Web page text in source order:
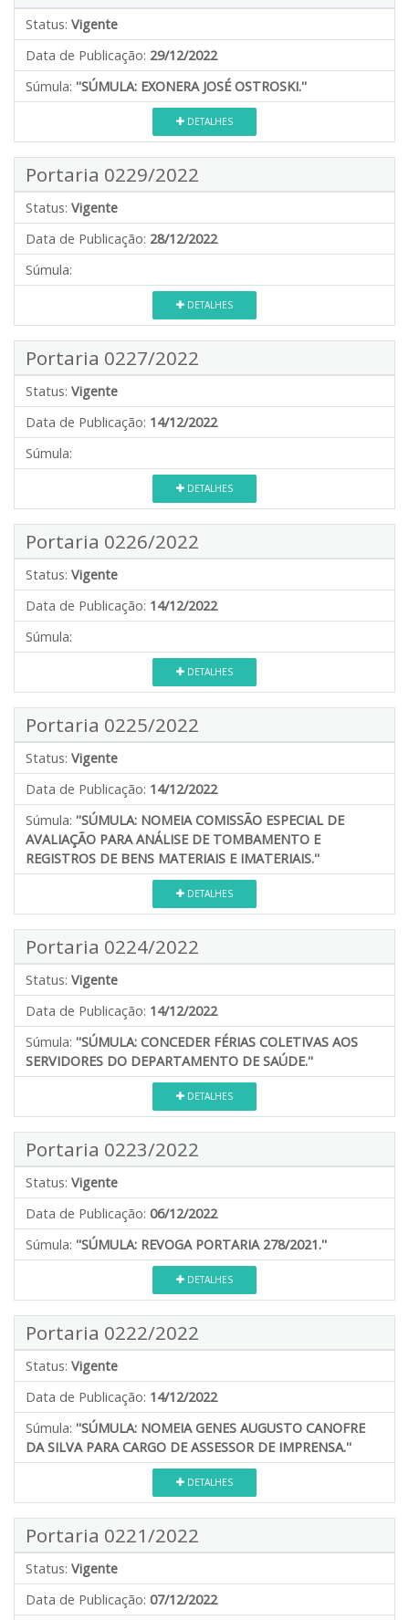
Status: Vigente
Data de Publicação: 29/12/2022
Súmula: ''SÚMULA: EXONERA JOSÉ OSTROSKI.''
DETALHES
Portaria 0229/2022
Status: Vigente
Data de Publicação: 28/12/2022
Súmula:
DETALHES
Portaria 0227/2022
Status: Vigente
Data de Publicação: 14/12/2022
Súmula:
DETALHES
Portaria 0226/2022
Status: Vigente
Data de Publicação: 14/12/2022
Súmula:
DETALHES
Portaria 0225/2022
Status: Vigente
Data de Publicação: 14/12/2022
Súmula: ''SÚMULA: NOMEIA COMISSÃO ESPECIAL DE
AVALIAÇÃO PARA ANÁLISE DE TOMBAMENTO E
REGISTROS DE BENS MATERIAIS E IMATERIAIS.''
DETALHES
Portaria 0224/2022
Status: Vigente
Data de Publicação: 14/12/2022
Súmula: ''SÚMULA: CONCEDER FÉRIAS COLETIVAS AOS
SERVIDORES DO DEPARTAMENTO DE SAÚDE.''
DETALHES
Portaria 0223/2022
Status: Vigente
Data de Publicação: 06/12/2022
Súmula: ''SÚMULA: REVOGA PORTARIA 278/2021.''
DETALHES
Portaria 0222/2022
Status: Vigente
Data de Publicação: 14/12/2022
Súmula: ''SÚMULA: NOMEIA GENES AUGUSTO CANOFRE
DA SILVA PARA CARGO DE ASSESSOR DE IMPRENSA.''
DETALHES
Portaria 0221/2022
Status: Vigente
Data de Publicação: 07/12/2022